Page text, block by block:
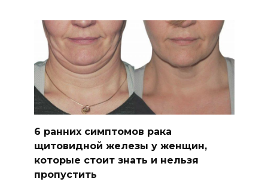
6 ранних симптомов рака
щитовидной железы у женщин,
которые стоит знать и нельзя
пропустить